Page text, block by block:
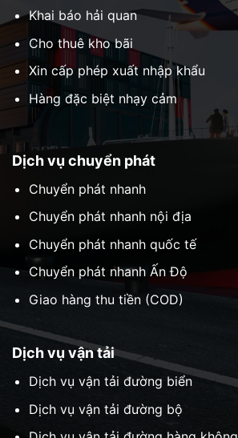
Dịch vụ chuyển phát
Chuyển phát nhanh
Chuyển phát nhanh nội địa
Chuyển phát nhanh quốc tế
Chuyển phát nhanh Ấn Độ
Giao hàng thu tiền (COD)
Dịch vụ vận tải
Dịch vụ vận tải đường biển
Dịch vụ vận tải đường bộ
Khai báo hải quan
Cho thuê kho bãi
Xin cấp phép xuất nhập khẩu
Hàng đặc biệt nhạy cảm